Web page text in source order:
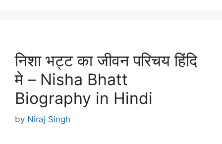
निशा भट्ट का जीवन परिचय हिंदि
मे – Nisha Bhatt
Biography in Hindi
by Niraj Singh